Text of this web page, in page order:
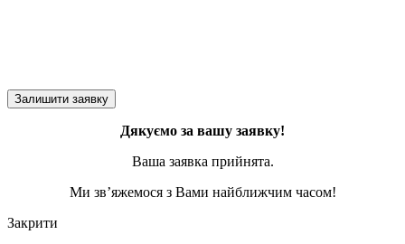
Дякуємо за вашу заявку!
Ваша заявка прийнята.
Ми зв’яжемося з Вами найближчим часом!
Закрити